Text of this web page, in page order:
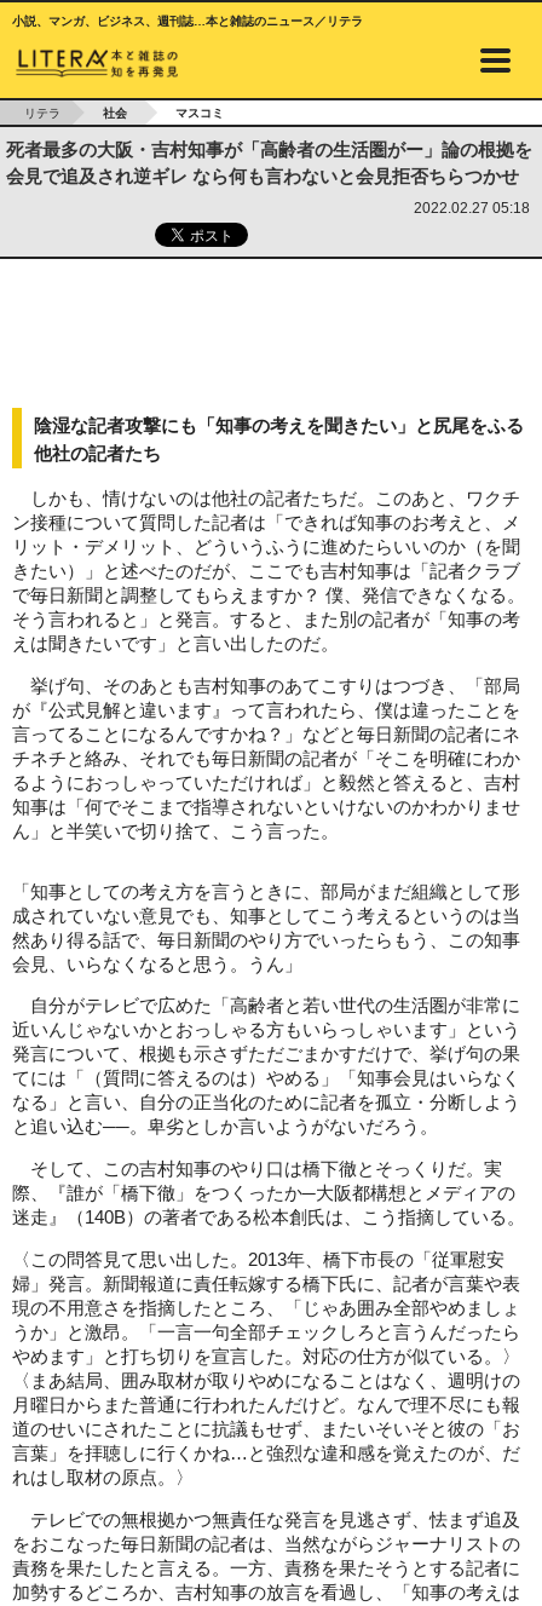
小説、マンガ、ビジネス、週刊誌…本と雑誌のニュース／リテラ
リテラ 社会 マスコミ
死者最多の大阪・吉村知事が「高齢者の生活圏がー」論の根拠を
会見で追及され逆ギレ なら何も言わないと会見拒否ちらつかせ
2022.02.27 05:18
陰湿な記者攻撃にも「知事の考えを聞きたい」と尻尾をふる
他社の記者たち
しかも、情けないのは他社の記者たちだ。このあと、ワクチ
ン接種について質問した記者は「できれば知事のお考えと、メ
リット・デメリット、どういうふうに進めたらいいのか（を聞
きたい）」と述べたのだが、ここでも吉村知事は「記者クラブ
で毎日新聞と調整してもらえますか？ 僕、発信できなくなる。
そう言われると」と発言。すると、また別の記者が「知事の考
えは聞きたいです」と言い出したのだ。
挙げ句、そのあとも吉村知事のあてこすりはつづき、「部局
が『公式見解と違います』って言われたら、僕は違ったことを
言ってることになるんですかね？」などと毎日新聞の記者にネ
チネチと絡み、それでも毎日新聞の記者が「そこを明確にわか
るようにおっしゃっていただければ」と毅然と答えると、吉村
知事は「何でそこまで指導されないといけないのかわかりませ
ん」と半笑いで切り捨て、こう言った。
「知事としての考え方を言うときに、部局がまだ組織として形
成されていない意見でも、知事としてこう考えるというのは当
然あり得る話で、毎日新聞のやり方でいったらもう、この知事
会見、いらなくなると思う。うん」
自分がテレビで広めた「高齢者と若い世代の生活圏が非常に
近いんじゃないかとおっしゃる方もいらっしゃいます」という
発言について、根拠も示さずただごまかすだけで、挙げ句の果
てには「（質問に答えるのは）やめる」「知事会見はいらなく
なる」と言い、自分の正当化のために記者を孤立・分断しよう
と追い込む──。卑劣としか言いようがないだろう。
そして、この吉村知事のやり口は橋下徹とそっくりだ。実
際、『誰が「橋下徹」をつくったか─大阪都構想とメディアの
迷走』（140B）の著者である松本創氏は、こう指摘している。
〈この問答見て思い出した。2013年、橋下市長の「従軍慰安
婦」発言。新聞報道に責任転嫁する橋下氏に、記者が言葉や表
現の不用意さを指摘したところ、「じゃあ囲み全部やめましょ
うか」と激昂。「一言一句全部チェックしろと言うんだったら
やめます」と打ち切りを宣言した。対応の仕方が似ている。〉
〈まあ結局、囲み取材が取りやめになることはなく、週明けの
月曜日からまた普通に行われたんだけど。なんで理不尽にも報
道のせいにされたことに抗議もせず、またいそいそと彼の「お
言葉」を拝聴しに行くかね…と強烈な違和感を覚えたのが、だ
れはし取材の原点。〉
テレビでの無根拠かつ無責任な発言を見逃さず、怯まず追及
をおこなった毎日新聞の記者は、当然ながらジャーナリストの
責務を果たしたと言える。一方、責務を果たそうとする記者に
加勢するどころか、吉村知事の放言を看過し、「知事の考えは